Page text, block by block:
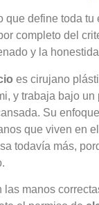
que define toda
completo del
y la
es cirujano
y trabaja bajo
Su
que viven en
todavía más,
las manos